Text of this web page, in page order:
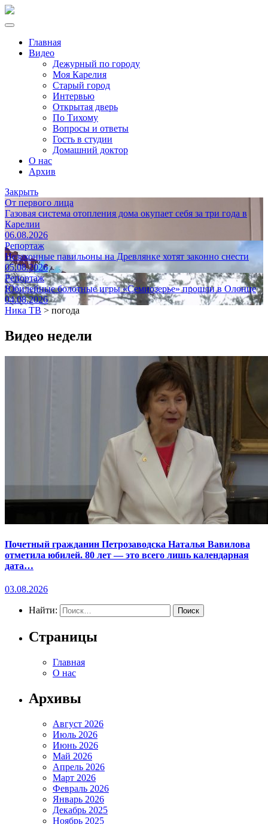
Главная
Видео
Дежурный по городу
Моя Карелия
Старый город
Интервью
Открытая дверь
По Тихому
Вопросы и ответы
Гость в студии
Домашний доктор
О нас
Архив
Закрыть
От первого лица
Газовая система отопления дома окупает себя за три года в
Карелии
06.08.2026
Репортаж
Незаконные павильоны на Древлянке хотят законно снести
05.08.2026
Репортаж
Юбилейные болотные игры «Семиозерье» прошли в Олонце
04.08.2026
Ника ТВ > погода
Видео недели
Почетный гражданин Петрозаводска Наталья Вавилова
отметила юбилей. 80 лет — это всего лишь календарная
дата…
03.08.2026
Найти:
Страницы
Главная
О нас
Архивы
Август 2026
Июль 2026
Июнь 2026
Май 2026
Апрель 2026
Март 2026
Февраль 2026
Январь 2026
Декабрь 2025
Ноябрь 2025